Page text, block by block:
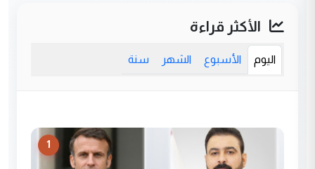
الأكثر قراءة
اليوم الأسبوع الشهر سنة
1